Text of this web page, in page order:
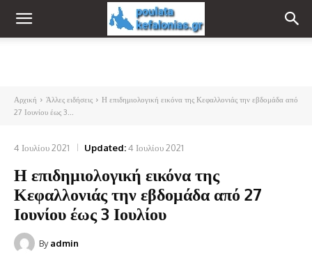
Αρχική Άλλες ειδήσεις
Η επιδημιολογική εικόνα της Κεφαλλονιάς την εβδομάδα από
27 Ιουνίου έως 3...
4 Ιουλίου 2021 Updated:4 Ιουλίου 2021
Η επιδημιολογική εικόνα της
Κεφαλλονιάς την εβδομάδα από 27
Ιουνίου έως 3 Ιουλίου
By admin